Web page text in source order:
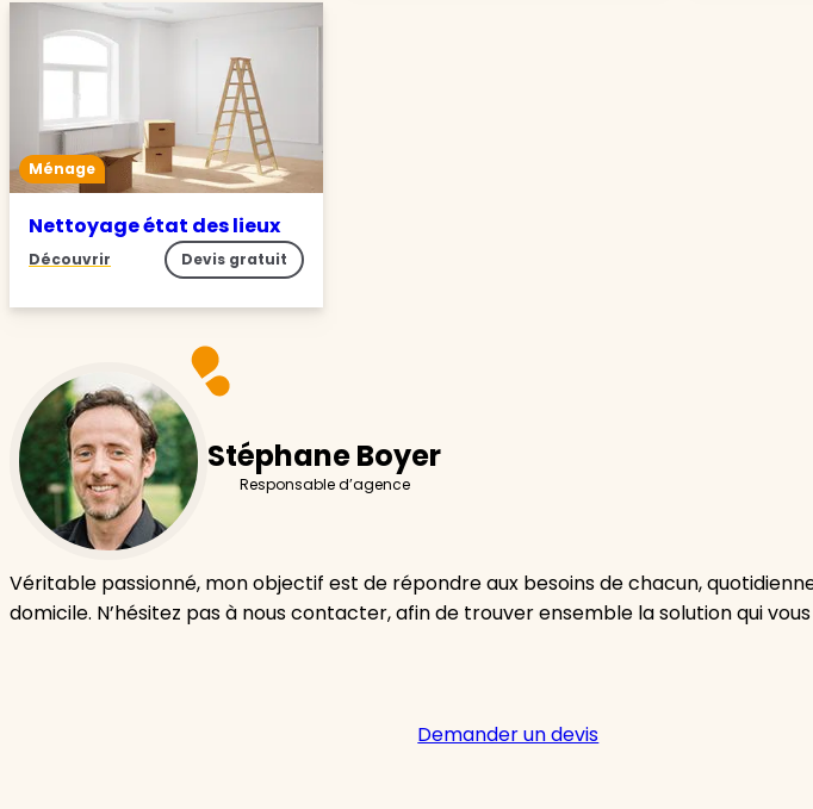
Ménage
Nettoyage état des lieux
Découvrir Devis gratuit
Stéphane Boyer
Responsable d’agence
Véritable passionné, mon objectif est de répondre aux besoins de chacun,
domicile. N’hésitez pas à nous contacter, afin de trouver ensemble la solution qui
Demander un devis